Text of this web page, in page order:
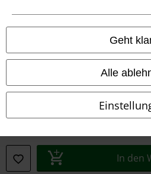
Geht
Alle
In den
Alle Preise inkl. gesetzlicher
© 1986-2026 E.M.P. Merchandising
EMP Online Shops
EMP International
EMP France
EMP Deutschland